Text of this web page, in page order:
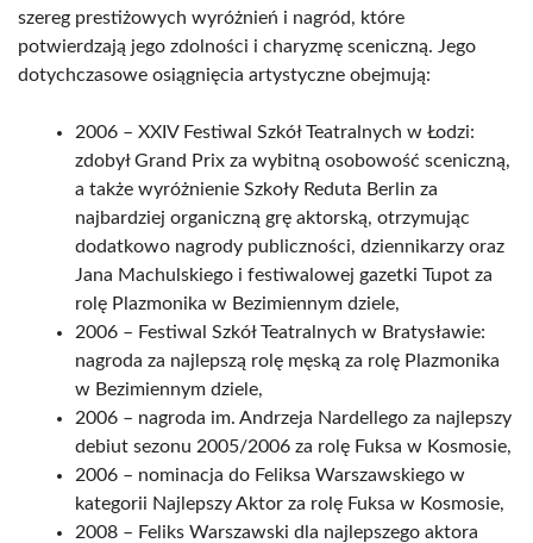
szereg prestiżowych wyróżnień i nagród, które
potwierdzają jego zdolności i charyzmę sceniczną. Jego
dotychczasowe osiągnięcia artystyczne obejmują:
2006 – XXIV Festiwal Szkół Teatralnych w Łodzi:
zdobył Grand Prix za wybitną osobowość sceniczną,
a także wyróżnienie Szkoły Reduta Berlin za
najbardziej organiczną grę aktorską, otrzymując
dodatkowo nagrody publiczności, dziennikarzy oraz
Jana Machulskiego i festiwalowej gazetki Tupot za
rolę Plazmonika w Bezimiennym dziele,
2006 – Festiwal Szkół Teatralnych w Bratysławie:
nagroda za najlepszą rolę męską za rolę Plazmonika
w Bezimiennym dziele,
2006 – nagroda im. Andrzeja Nardellego za najlepszy
debiut sezonu 2005/2006 za rolę Fuksa w Kosmosie,
2006 – nominacja do Feliksa Warszawskiego w
kategorii Najlepszy Aktor za rolę Fuksa w Kosmosie,
2008 – Feliks Warszawski dla najlepszego aktora